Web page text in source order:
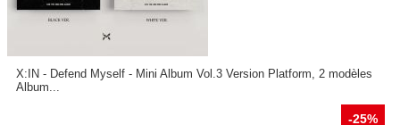
X:IN - Defend Myself - Mini Album Vol.3 Version Platform, 2 modèles
Album...
-25%